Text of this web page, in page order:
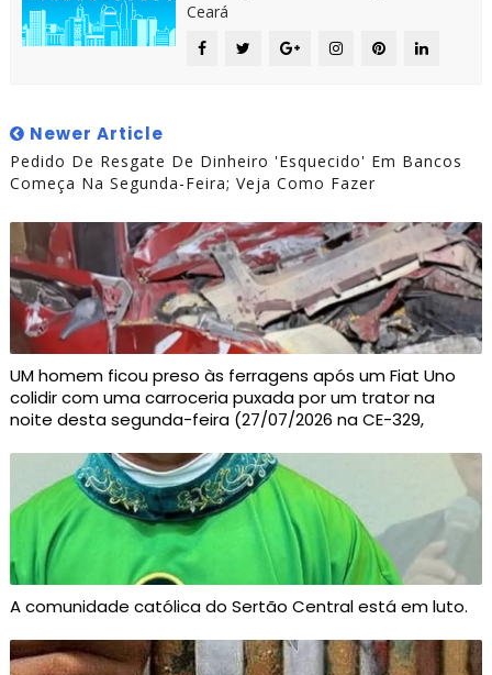
Ceará
Newer Article
Pedido De Resgate De Dinheiro 'esquecido' Em Bancos
Começa Na Segunda-Feira; Veja Como Fazer
UM homem ficou preso às ferragens após um Fiat Uno
colidir com uma carroceria puxada por um trator na
noite desta segunda-feira (27/07/2026 na CE-329,
A comunidade católica do Sertão Central está em luto.